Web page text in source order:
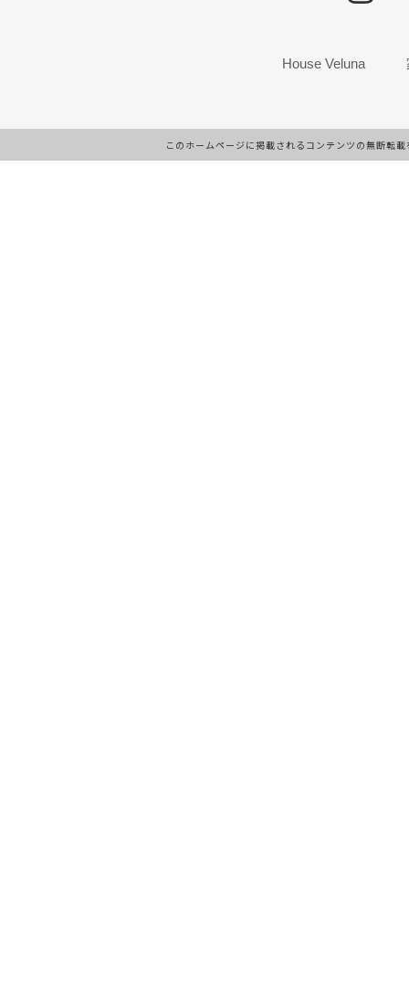
House Veluna
このホームページに掲載されるコンテンツの無断転